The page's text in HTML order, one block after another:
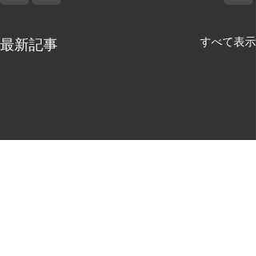
最新記事 すべて表示